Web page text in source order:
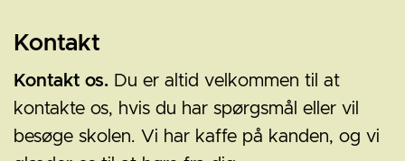
Kontakt
Kontakt os. Du er altid velkommen til at
kontakte os, hvis du har spørgsmål eller vil
besøge skolen. Vi har kaffe på kanden, og vi